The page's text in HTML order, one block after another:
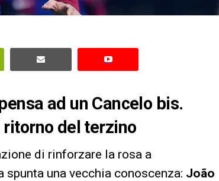
ad un Cancelo bis.
del terzino
di rinforzare la rosa a
spunta una vecchia conoscenza: João